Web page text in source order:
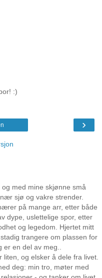
:)
›
med mine skjønne små
sjø og vakre strender.
på mange arr, etter både
dype, uslettelige spor, etter
og legedom. Hjertet mitt
trangere om plassen for
en del av meg..
og elsker å dele fra livet.
deg: min tro, møter med